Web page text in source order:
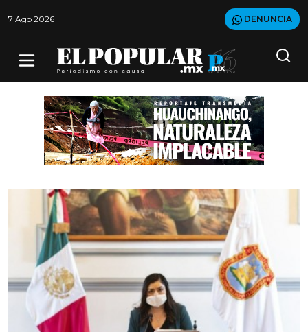
7 Ago 2026 DENUNCIA